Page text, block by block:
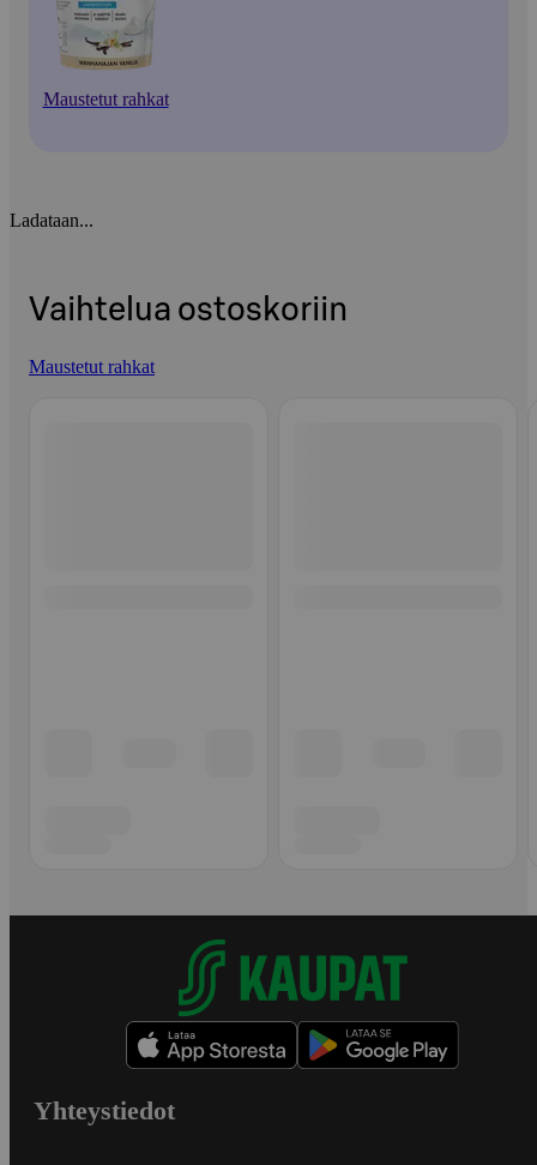
Maustetut rahkat
Ladataan...
Vaihtelua ostoskoriin
Maustetut rahkat
Yhteystiedot